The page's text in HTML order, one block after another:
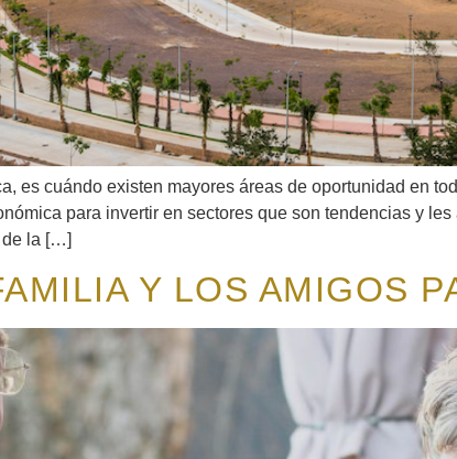
es cuándo existen mayores áreas de oportunidad en
para invertir en sectores que son tendencias y
de la […]
Y LOS AMIGOS